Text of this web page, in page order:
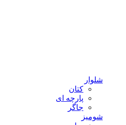
شلوار
کتان
پارچه ای
جاگر
شومیز